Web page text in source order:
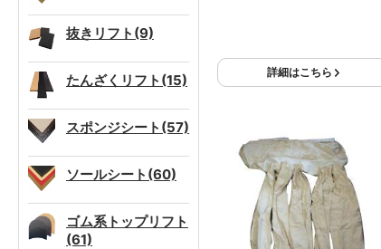
抜きリフト(9)
たんざくリフト(15)
スポンジシート(57)
ソールシート(60)
ゴム系トップリフト
(61)
詳細はこちら